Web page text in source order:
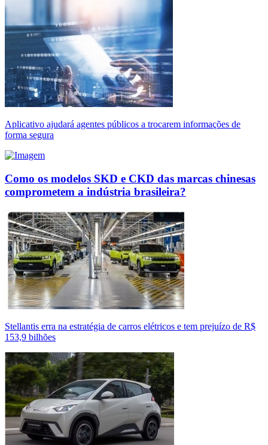
Aplicativo ajudará agentes públicos a trocarem informações de
forma segura
Como os modelos SKD e CKD das marcas chinesas
comprometem a indústria brasileira?
Stellantis erra na estratégia de carros elétricos e tem prejuízo de R$
153,9 bilhões